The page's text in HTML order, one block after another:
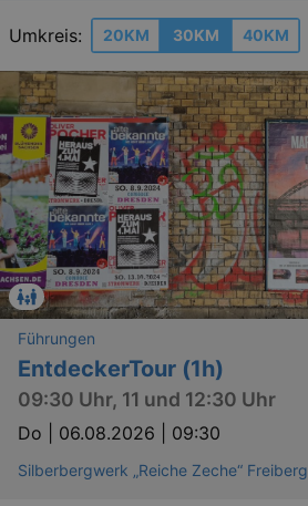
Umkreis: 20KM 30KM 40KM
Führungen
EntdeckerTour (1h)
09:30 Uhr, 11 und 12:30 Uhr
Do | 06.08.2026 | 09:30
Silberbergwerk „Reiche Zeche“ Freiberg